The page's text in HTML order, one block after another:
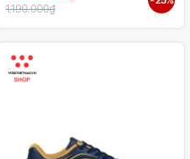
Hãng
1.190.000₫